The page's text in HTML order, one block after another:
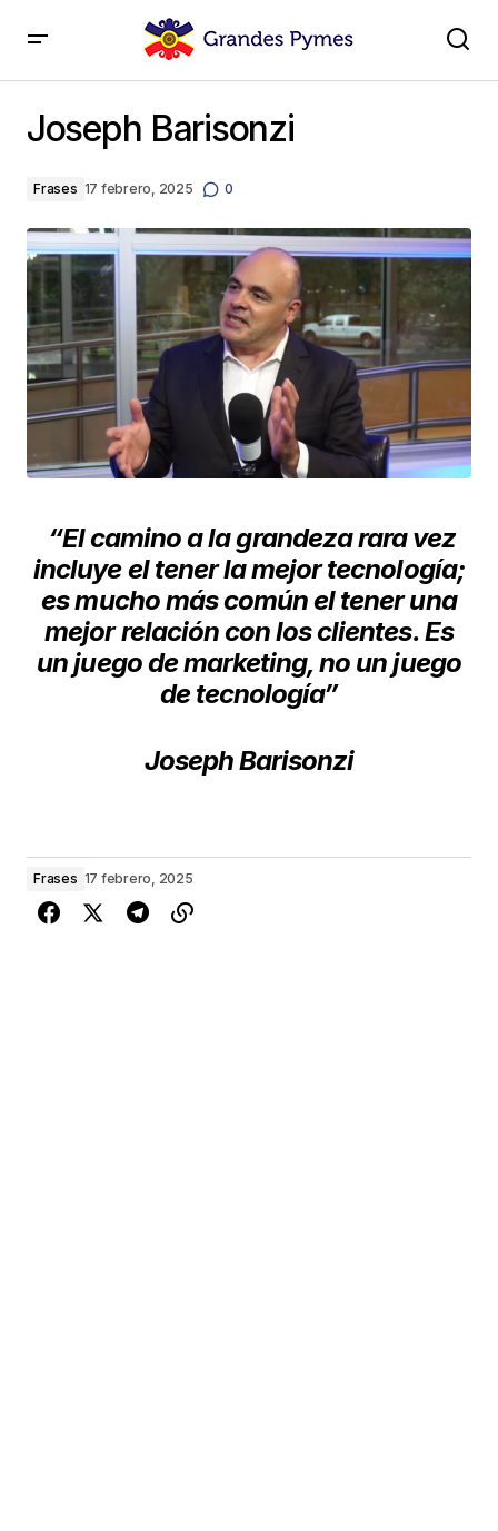
Joseph Barisonzi
Frases 17 febrero, 2025 0
“El camino a la grandeza rara vez
incluye el tener la mejor tecnología;
es mucho más común el tener una
mejor relación con los clientes. Es
un juego de marketing, no un juego
de tecnología”
Joseph Barisonzi
Frases 17 febrero, 2025